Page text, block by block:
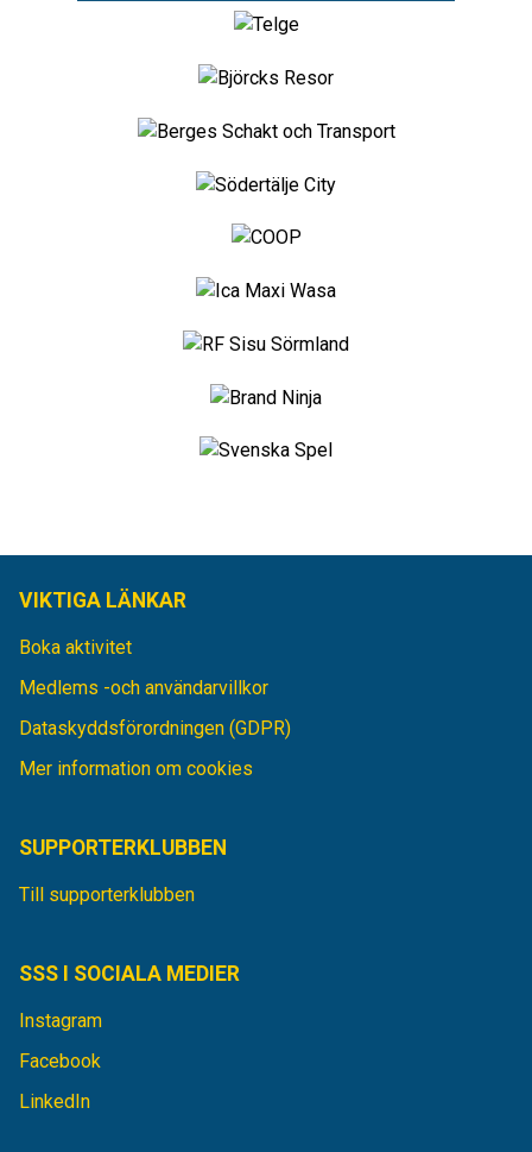
VIKTIGA LÄNKAR
Boka aktivitet
Medlems -och användarvillkor
Dataskyddsförordningen (GDPR)
Mer information om cookies
SUPPORTERKLUBBEN
Till supporterklubben
SSS I SOCIALA MEDIER
Instagram
Facebook
LinkedIn